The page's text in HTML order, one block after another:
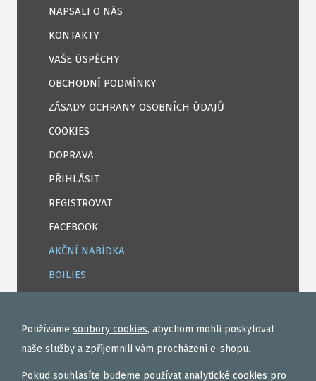
NAPSALI O NÁS
KONTAKTY
VAŠE ÚSPĚCHY
OBCHODNÍ PODMÍNKY
ZÁSADY OCHRANY OSOBNÍCH ÚDAJŮ
COOKIES
DOPRAVA
PŘIHLÁSIT
REGISTROVAT
FACEBOOK
AKČNÍ NABÍDKA
BOILIES
TEKUTÉ
OBALOVAČKY
VAŘENÝ PARTIKL
Používáme soubory cookies, abychom mohli poskytovat
naše služby a zpříjemnili vám procházení e-shopu.
Pokud souhlasíte budeme používat analytické cookies pro